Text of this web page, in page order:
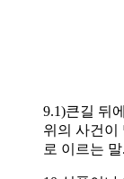
9.1)큰길 뒤
위의 사건이
로 이르는 말.